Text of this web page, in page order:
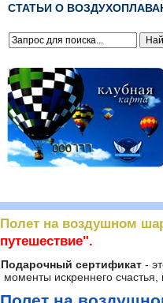
СТАТЬИ О
Полет на воздушном
путешествие".
Подарочный сертификат -
моменты искреннего